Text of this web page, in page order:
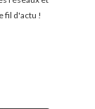
fil d'actu !